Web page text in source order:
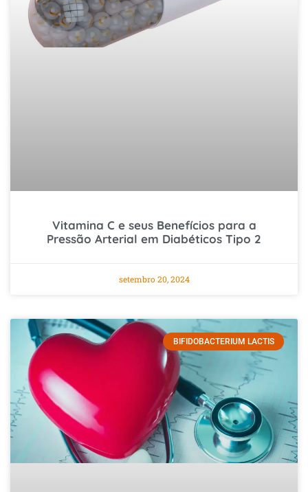
Vitamina C e seus Benefícios para a
Pressão Arterial em Diabéticos Tipo 2
setembro 20, 2024
BIFIDOBACTERIUM LACTIS